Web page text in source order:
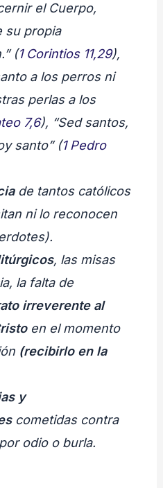
el Cuerpo,
su propia
(1 Corintios 11,29),
a los perros ni
perlas a los
7,6), “Sed santos,
santo”(1 Pedro
de tantos católicos
ni lo reconocen
, las misas
la falta de
irreverente al
en el momento
(recibirlo en la
y
cometidas contra
odio o burla.